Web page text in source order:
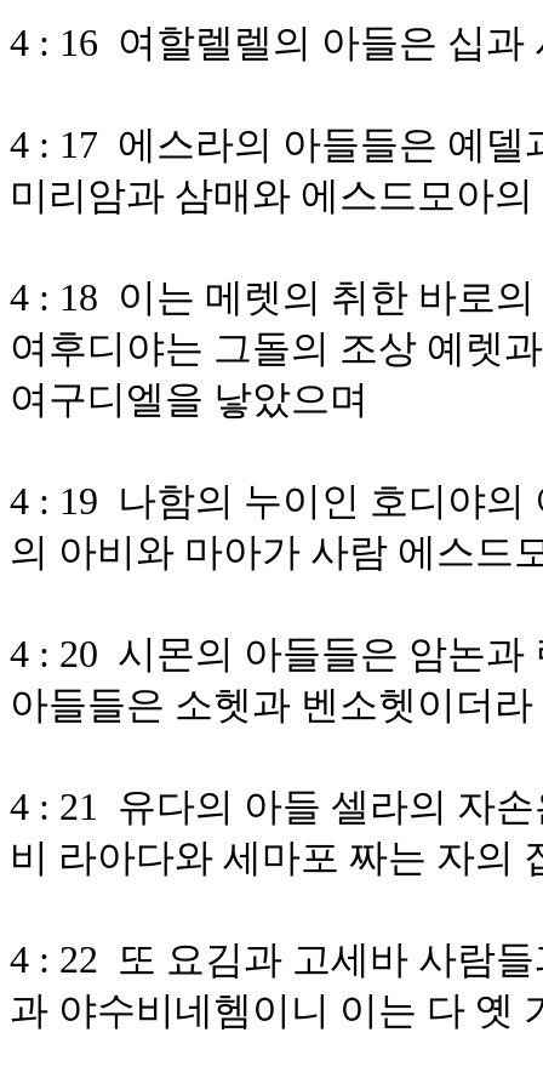
4 : 16 여할렐렐의 아들은 십
4 : 17 에스라의 아들들은 예
미리암과 삼매와 에스드모아
4 : 18 이는 메렛의 취한 바로
여후디야는 그돌의 조상 예렛
여구디엘을 낳았으며
4 : 19 나함의 누이인 호디야
의 아비와 마아가 사람 에스드
4 : 20 시몬의 아들들은 암논
아들들은 소헷과 벤소헷이더라
4 : 21 유다의 아들 셀라의 자
비 라아다와 세마포 짜는 자의
4 : 22 또 요김과 고세바 사람
과 야수비네헴이니 이는 다 옛